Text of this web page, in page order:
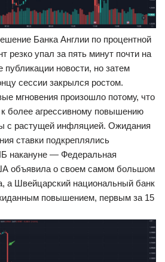
Банка Англии по процентной
резко упал за пять минут почти на
публикации новости, но затем
сессии закрылся ростом.
мгновения произошло потому, что
к более агрессивному повышению
с растущей инфляцией. Ожидания
ставки подкреплялись
накануне — Федеральная
объявила о своем самом большом
а Швейцарский национальный банк
повышением, первым за 15